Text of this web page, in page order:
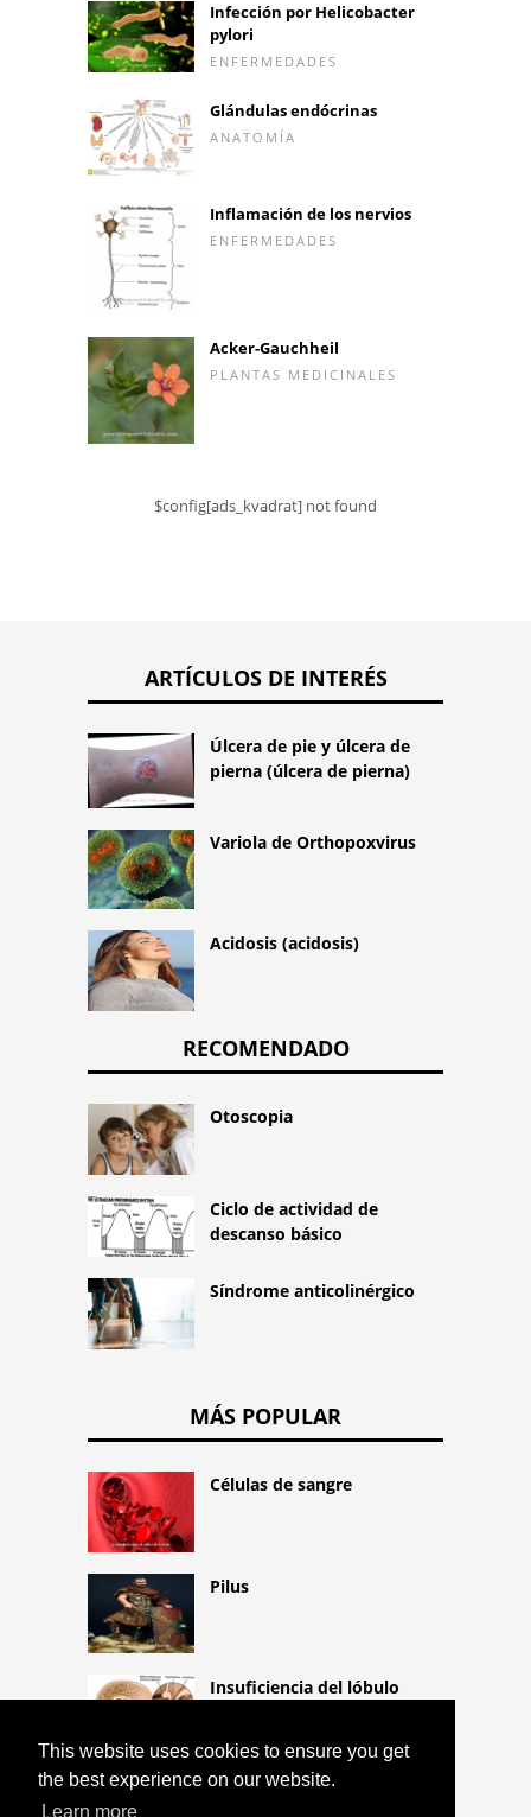
This website uses cookies to ensure you get
the best experience on our website.
Learn more
Infección por Helicobacter
pylori
ENFERMEDADES
Glándulas endócrinas
ANATOMÍA
Inflamación de los nervios
ENFERMEDADES
Acker-Gauchheil
PLANTAS MEDICINALES
$config[ads_kvadrat] not found
ARTÍCULOS DE INTERÉS
Úlcera de pie y úlcera de
pierna (úlcera de pierna)
Variola de Orthopoxvirus
Acidosis (acidosis)
RECOMENDADO
Otoscopia
Ciclo de actividad de
descanso básico
Síndrome anticolinérgico
MÁS POPULAR
Células de sangre
Pilus
Insuficiencia del lóbulo